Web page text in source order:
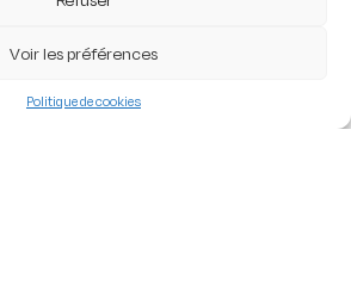
Voir les préférences
Politique de cookies